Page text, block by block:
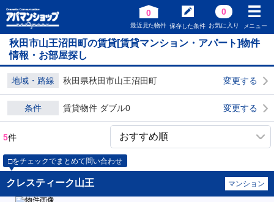
0
最近見た物件 保存した条件
0
お気に入り メニュー
秋田市山王沼田町の賃貸[賃貸マンション・アパート]物件
情報・お部屋探し
地域・路線 秋田県秋田市山王沼田町 変更する
条件 賃貸物件 ダブル0 変更する
5件
□をチェックでまとめて問い合わせ
クレスティーク山王 マンション